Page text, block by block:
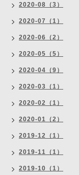
2020-08（3）
2020-07（1）
2020-06（2）
2020-05（5）
2020-04（9）
2020-03（1）
2020-02（1）
2020-01（2）
2019-12（1）
2019-11（1）
2019-10（1）